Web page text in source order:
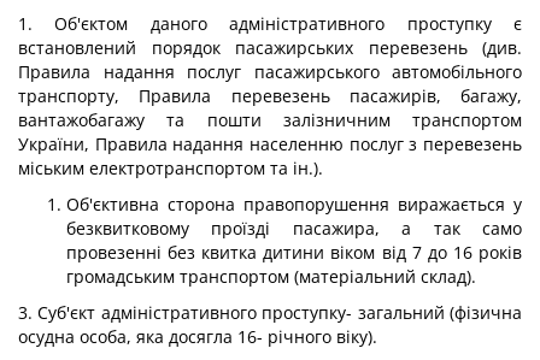
1. Об'єктом даного адміністративного проступку є
встановлений порядок пасажирських перевезень (див.
Правила надання послуг пасажирського автомобільного
транспорту, Правила перевезень пасажирів, багажу,
вантажобагажу та пошти залізничним транспортом
України, Правила надання населенню послуг з перевезень
міським електротранспортом та ін.).
Об'єктивна сторона правопорушення виражається у
безквитковому проїзді пасажира, а так само
провезенні без квитка дитини віком від 7 до 16 років
громадським транспортом (матеріальний склад).
3. Суб'єкт адміністративного проступку- загальний (фізична
осудна особа, яка досягла 16- річного віку).